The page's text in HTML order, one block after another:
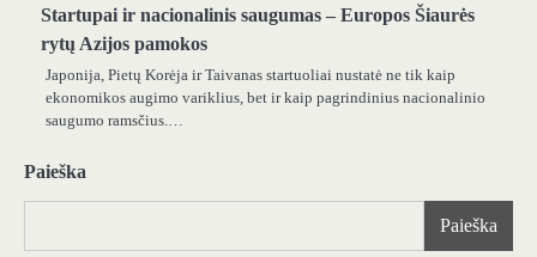
Startupai ir nacionalinis saugumas – Europos Šiaurės
rytų Azijos pamokos
Japonija, Pietų Korėja ir Taivanas startuoliai nustatė ne tik kaip
ekonomikos augimo variklius, bet ir kaip pagrindinius nacionalinio
saugumo ramsčius.…
Paieška
Paieška